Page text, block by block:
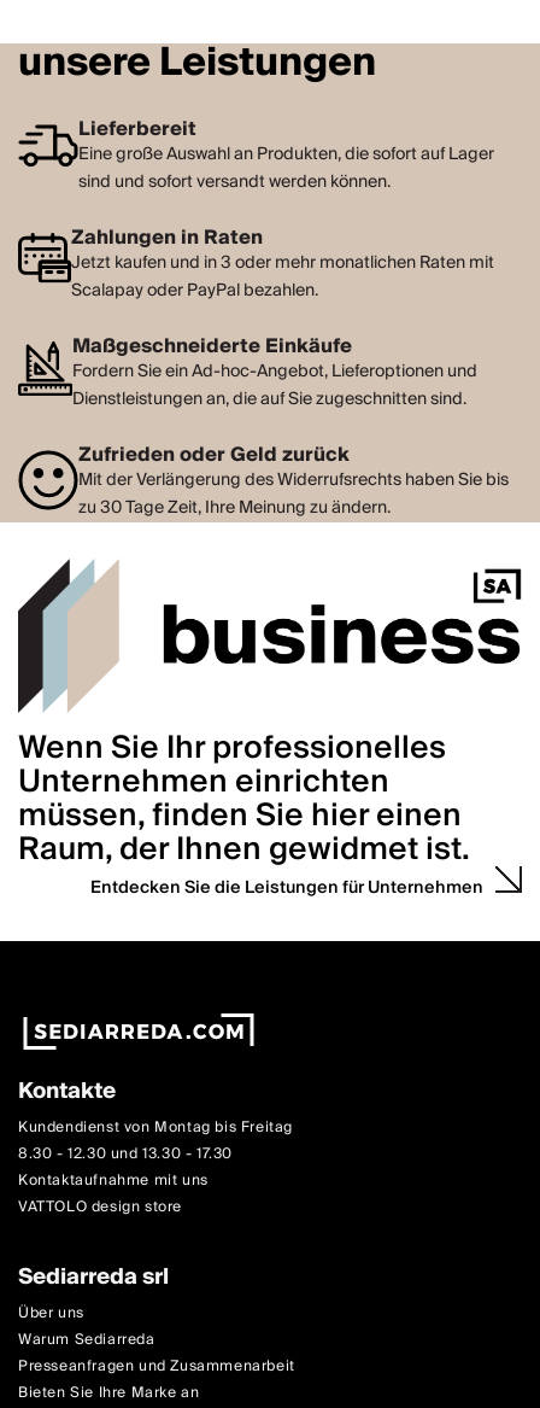
unsere Leistungen
Lieferbereit
Eine große Auswahl an Produkten, die sofort auf Lager
sind und sofort versandt werden können.
Zahlungen in Raten
Jetzt kaufen und in 3 oder mehr monatlichen Raten mit
Scalapay oder PayPal bezahlen.
Maßgeschneiderte Einkäufe
Fordern Sie ein Ad-hoc-Angebot, Lieferoptionen und
Dienstleistungen an, die auf Sie zugeschnitten sind.
Zufrieden oder Geld zurück
Mit der Verlängerung des Widerrufsrechts haben Sie bis
zu 30 Tage Zeit, Ihre Meinung zu ändern.
Wenn Sie Ihr professionelles
Unternehmen einrichten
müssen, finden Sie hier einen
Raum, der Ihnen gewidmet ist.
Entdecken Sie die Leistungen für Unternehmen
Kontakte
Kundendienst von Montag bis Freitag
8.30 - 12.30 und 13.30 - 17.30
Kontaktaufnahme mit uns
VATTOLO design store
Sediarreda srl
Über uns
Warum Sediarreda
Presseanfragen und Zusammenarbeit
Bieten Sie Ihre Marke an